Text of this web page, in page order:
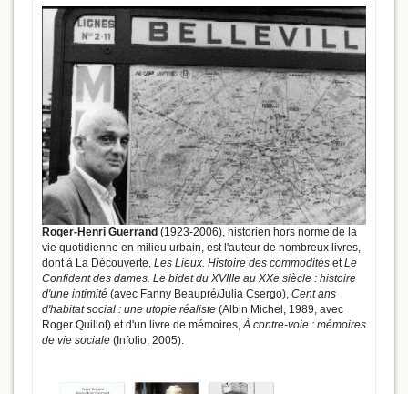
Roger-Henri Guerrand (1923-2006), historien hors norme de la
vie quotidienne en milieu urbain, est l'auteur de nombreux livres,
dont à La Découverte, Les Lieux. Histoire des commodités etLe
Confident des dames. Le bidet du XVIIIe au XXe siècle : histoire
d'une intimité (avec Fanny Beaupré/Julia Csergo), Cent ans
d'habitat social : une utopie réaliste (Albin Michel, 1989, avec
Roger Quillot) et d'un livre de mémoires, À contre-voie : mémoires
de vie sociale (Infolio, 2005).